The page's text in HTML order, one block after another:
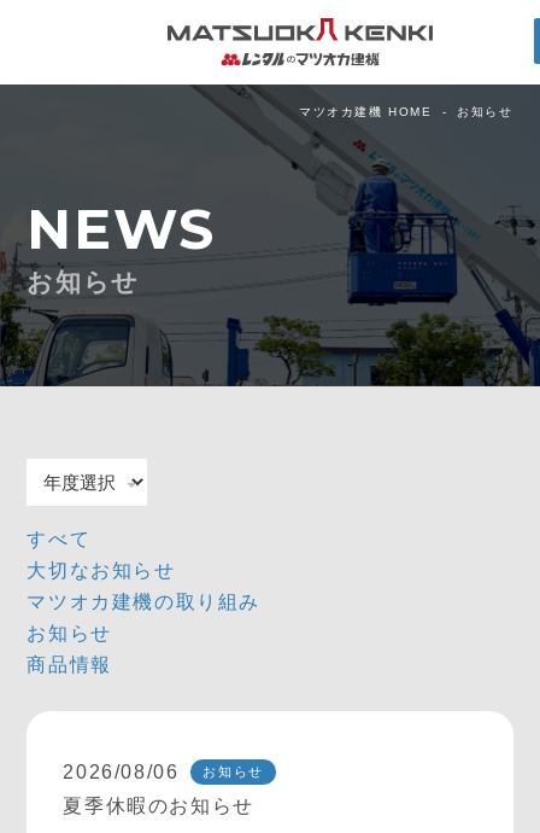
マツオカ建機 HOME お知らせ
NEWS
お知らせ
すべて
大切なお知らせ
マツオカ建機の取り組み
お知らせ
商品情報
2026/08/06 お知らせ
夏季休暇のお知らせ